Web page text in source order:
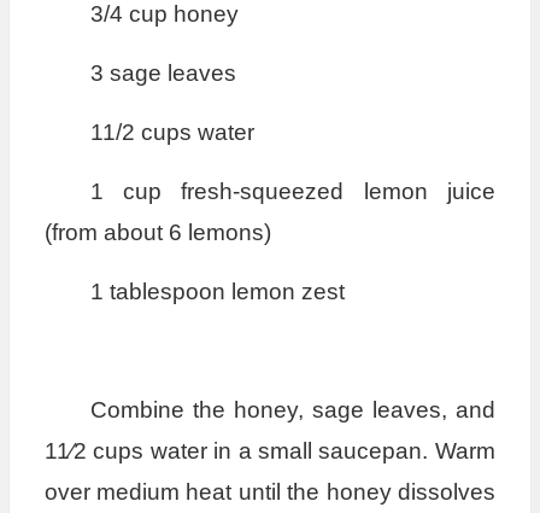
3/4 cup honey
3 sage leaves
11/2 cups water
1 cup fresh-squeezed lemon juice
(from about 6 lemons)
1 tablespoon lemon zest
Combine the honey, sage leaves, and
11⁄2 cups water in a small saucepan. Warm
over medium heat until the honey dissolves